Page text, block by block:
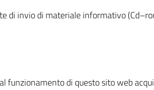
di invio di materiale informativo
di questo sito web